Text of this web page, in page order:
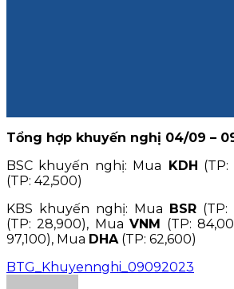
Tổng hợp khuyến nghị 04/09 –
BSC khuyến nghị: Mua KDH (TP:
(TP: 42,500)
KBS khuyến nghị: Mua BSR (TP:
(TP: 28,900), MuaVNM (TP:
97,100), Mua DHA(TP: 62,600)
BTG_Khuyennghi_09092023